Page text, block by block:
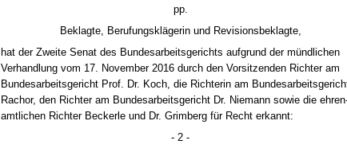
pp.
Be­klag­te, Be­ru­fungskläge­rin und Re­vi­si­ons­be­klag­te,
hat der Zwei­te Se­nat des Bun­des­ar­beits­ge­richts auf­grund der münd­li­chen
Ver­hand­lung vom 17. No­vem­ber 2016 durch den Vor­sit­zen­den Rich­ter am
Bun­des­ar­beits­ge­richt Prof. Dr. Koch, die Rich­te­rin am
Ra­chor, den Rich­ter am Bun­des­ar­beits­ge­richt Dr. Nie­mann so­wie die
amt­li­chen Rich­ter Be­cker­le und Dr. Grim­berg für Recht er­kannt:
- 2 -